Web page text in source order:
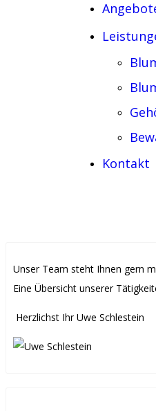
Kontakt
Unser Team steht Ihnen gern
Eine Übersicht unserer
Herzlichst Ihr Uwe Schlestein